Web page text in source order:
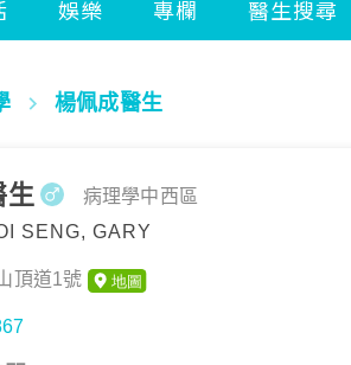
楊佩成醫生
生
SENG, GARY
病理學中西區
頂道1號